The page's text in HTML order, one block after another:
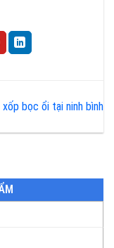
xốp bọc ổi tại ninh bình